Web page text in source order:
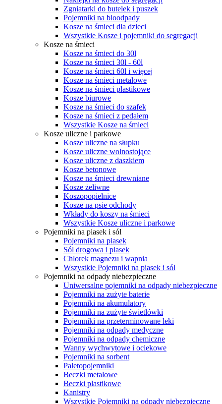
Zgniatarki do butelek i puszek
Pojemniki na bioodpady
Kosze na śmieci dla dzieci
Wszystkie Kosze i pojemniki do segregacji
Kosze na śmieci
Kosze na śmieci do 30l
Kosze na śmieci 30l - 60l
Kosze na śmieci 60l i więcej
Kosze na śmieci metalowe
Kosze na śmieci plastikowe
Kosze biurowe
Kosze na śmieci do szafek
Kosze na śmieci z pedałem
Wszystkie Kosze na śmieci
Kosze uliczne i parkowe
Kosze uliczne na słupku
Kosze uliczne wolnostojące
Kosze uliczne z daszkiem
Kosze betonowe
Kosze na śmieci drewniane
Kosze żeliwne
Koszopopielnice
Kosze na psie odchody
Wkłady do koszy na śmieci
Wszystkie Kosze uliczne i parkowe
Pojemniki na piasek i sól
Pojemniki na piasek
Sól drogowa i piasek
Chlorek magnezu i wapnia
Wszystkie Pojemniki na piasek i sól
Pojemniki na odpady niebezpieczne
Uniwersalne pojemniki na odpady niebezpieczne
Pojemniki na zużyte baterie
Pojemniki na akumulatory
Pojemniki na zużyte świetlówki
Pojemniki na przeterminowane leki
Pojemniki na odpady medyczne
Pojemniki na odpady chemiczne
Wanny wychwytowe i ociekowe
Pojemniki na sorbent
Paletopojemniki
Beczki metalowe
Beczki plastikowe
Kanistry
Wszystkie Pojemniki na odpady niebezpieczne